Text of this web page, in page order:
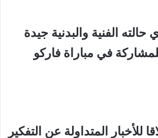
الفنية والبدنية جيدة
في مباراة فاركو
للأخبار المتداولة عن التفكير